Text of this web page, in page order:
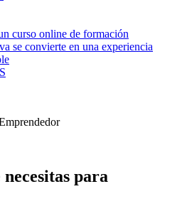
curso online de formación
se convierte en una experiencia
para